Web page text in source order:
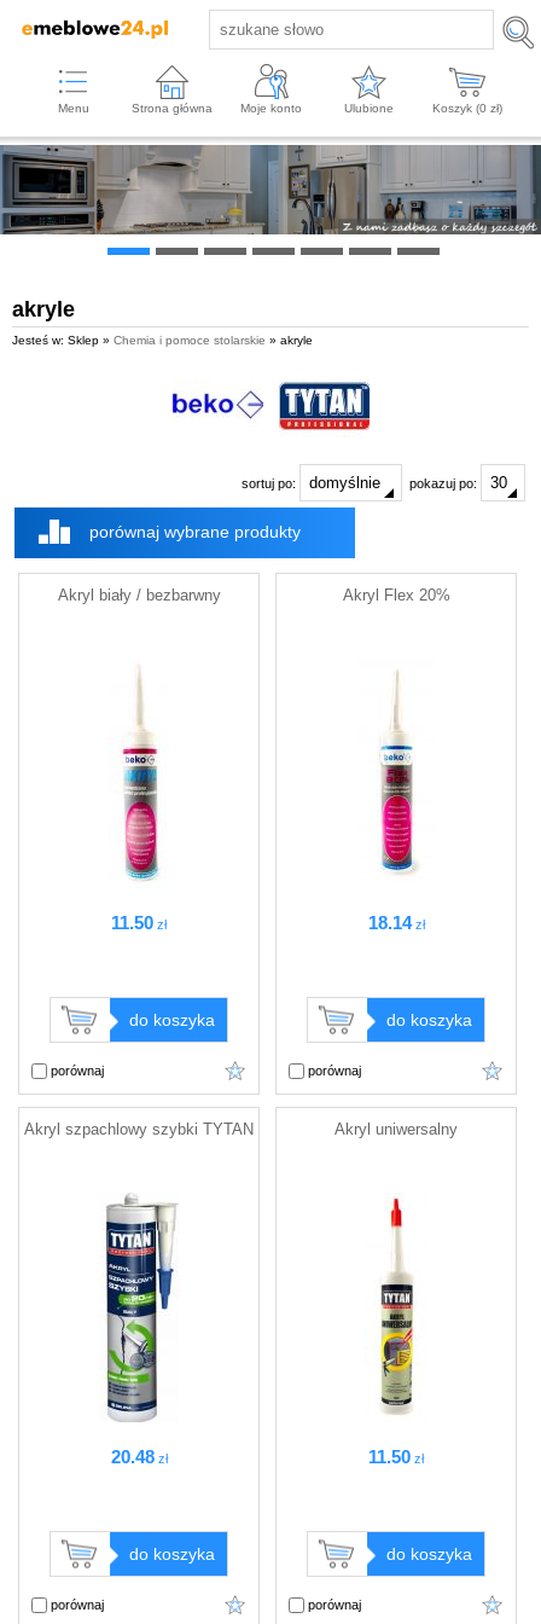
Menu Strona główna Moje konto Ulubione Koszyk (0 zł)
akryle
Jesteś w: Sklep » Chemia i pomoce stolarskie » akryle
pokazuj po:
sortuj po:
porównaj wybrane produkty
Akryl biały / bezbarwny
11.50 zł
do koszyka
porównaj
Akryl Flex 20%
18.14 zł
do koszyka
porównaj
Akryl szpachlowy szybki TYTAN
20.48 zł
do koszyka
porównaj
Akryl uniwersalny
11.50 zł
do koszyka
porównaj